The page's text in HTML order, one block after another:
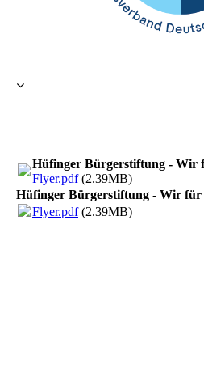
Hüfinger Bürgerstiftung - Wir
Flyer.pdf(2.39MB)
Hüfinger Bürgerstiftung - Wir für
Flyer.pdf(2.39MB)